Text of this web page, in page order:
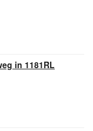
in 1181RL